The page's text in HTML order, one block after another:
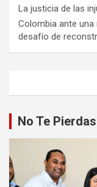
La justicia de las
Colombia ante una
desafío de
No Te